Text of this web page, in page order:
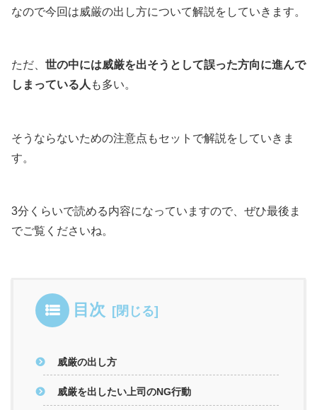
なので今回は威厳の出し方について解説をしていきます。
ただ、 世の中には威厳を出そうとして誤った方向に進んで
しまっている人 も多い。
そうならないための注意点もセットで解説をしていきま
す。
3分くらいで読める内容になっていますので、ぜひ最後ま
でご覧くださいね。
目次
威厳の出し方
威厳を出したい上司のNG行動